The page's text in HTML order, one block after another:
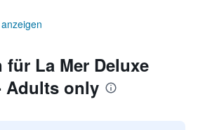
für La Mer Deluxe
Adults only